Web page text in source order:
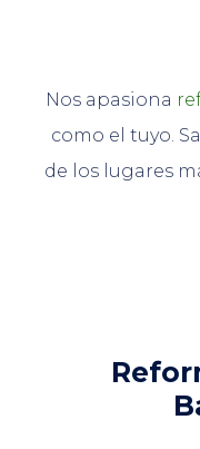
Nos apasiona
como el tuyo.
de los lugares